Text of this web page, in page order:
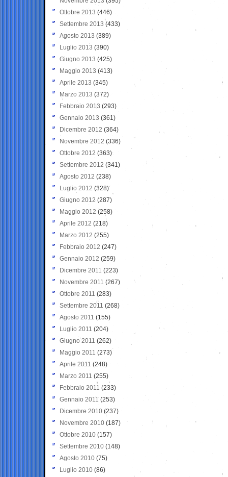
Ottobre 2013 (446)
Settembre 2013 (433)
Agosto 2013 (389)
Luglio 2013 (390)
Giugno 2013 (425)
Maggio 2013 (413)
Aprile 2013 (345)
Marzo 2013 (372)
Febbraio 2013 (293)
Gennaio 2013 (361)
Dicembre 2012 (364)
Novembre 2012 (336)
Ottobre 2012 (363)
Settembre 2012 (341)
Agosto 2012 (238)
Luglio 2012 (328)
Giugno 2012 (287)
Maggio 2012 (258)
Aprile 2012 (218)
Marzo 2012 (255)
Febbraio 2012 (247)
Gennaio 2012 (259)
Dicembre 2011 (223)
Novembre 2011 (267)
Ottobre 2011 (283)
Settembre 2011 (268)
Agosto 2011 (155)
Luglio 2011 (204)
Giugno 2011 (262)
Maggio 2011 (273)
Aprile 2011 (248)
Marzo 2011 (255)
Febbraio 2011 (233)
Gennaio 2011 (253)
Dicembre 2010 (237)
Novembre 2010 (187)
Ottobre 2010 (157)
Settembre 2010 (148)
Agosto 2010 (75)
Luglio 2010 (86)